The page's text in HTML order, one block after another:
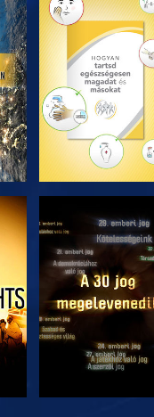
A SOROZAT
RÉSZEI
MŰSORNÉZÉS